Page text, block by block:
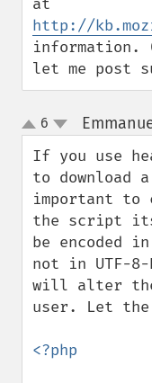
http://
information.
let me post
up
down
6
If you use
to
important to
the script
be encoded
not in UTF-8-
will alter
user. Let
<?php